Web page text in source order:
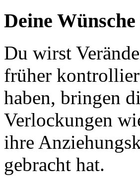
Deine
Du wirst
früher
haben, bringen
Verlockungen
ihre
gebracht hat.